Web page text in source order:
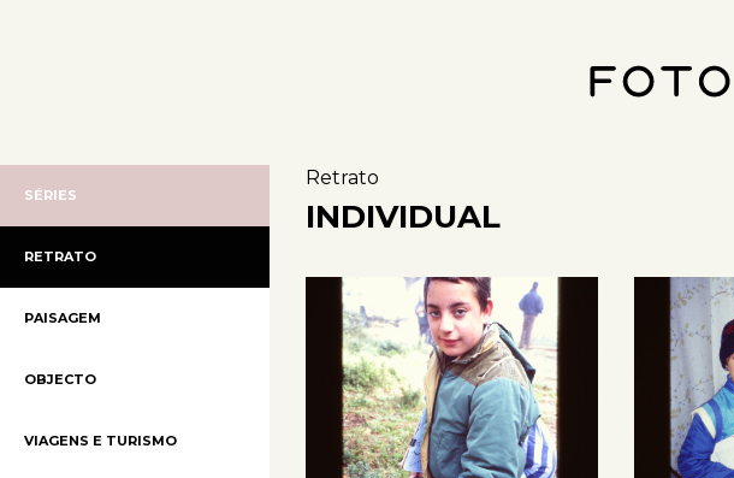
SÉRIES
RETRATO
PAISAGEM
OBJECTO
VIAGENS E TURISMO
Retrato
INDIVIDUAL